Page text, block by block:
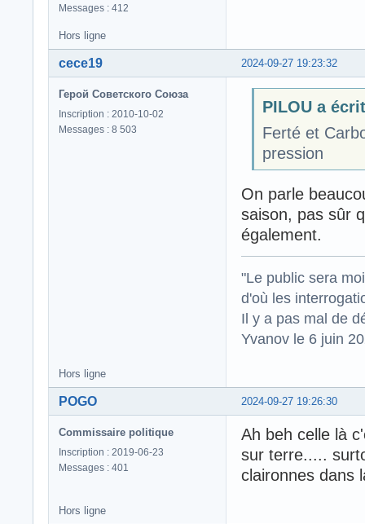
Messages : 412
Hors ligne
2024-09-27 19:23:32
cece19
Герой Советского Союза
Inscription : 2010-10-02
Messages : 8 503
PILOU a
Ferté et
pression
On parle
saison, pas sûr
également.
"Le public sera
d'où les
Il y a pas mal de
Yvanov le 6 juin
Hors ligne
2024-09-27 19:26:30
POGO
Commissaire politique
Inscription : 2019-06-23
Messages : 401
Ah beh celle là
sur terre.....
claironnes dans
Hors ligne